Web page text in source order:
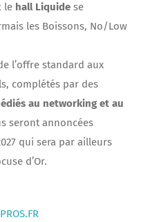
le hall Liquide se
les Boissons, No/Low
l’offre standard aux
complétés par des
au networking et au
seront annoncées
qui sera par ailleurs
d’Or.